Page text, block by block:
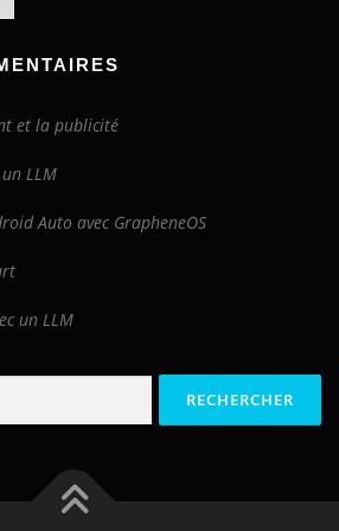
et la publicité
LLM
Auto avec GrapheneOS
un LLM